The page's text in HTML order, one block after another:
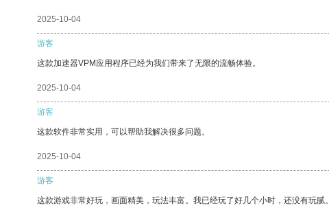
2025-10-04
游客
这款加速器VPM应用程序已经为我们带来了无限的流畅体验。
2025-10-04
游客
这款软件非常实用，可以帮助我解决很多问题。
2025-10-04
游客
这款游戏非常好玩，画面精美，玩法丰富。我已经玩了好几个小时，还没有玩腻。